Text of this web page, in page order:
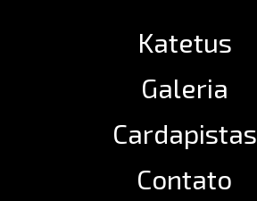
Katetus
Galeria
Cardapistas
Contato